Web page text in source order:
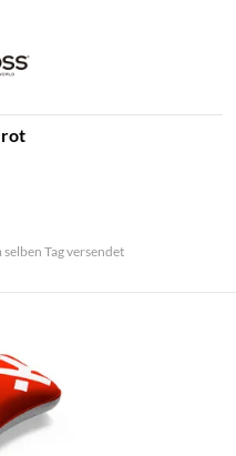
rot
Tag versendet